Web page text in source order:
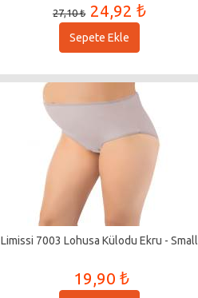
27,10 ₺ 24,92 ₺
Sepete Ekle
Limissi 7003 Lohusa Külodu Ekru - Small
19,90 ₺